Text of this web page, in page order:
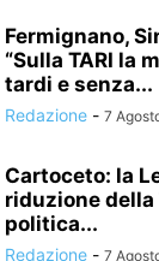
Fermignano,
“Sulla TARI la
tardi e senza...
Redazione - 7
Cartoceto: la
riduzione della
politica...
Redazione - 7